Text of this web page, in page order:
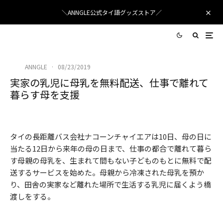
＼ANNGLE公式タイ語グッズストア／
ANNGLE · 08/23/2019
実家の乳児に母乳を無料配送、仕事で離れて
暮らす母を支援
タイの長距離バス会社ナコーンチャイエアは10日、母の日に
当たる12日から来年の母の日まで、仕事の都合で離れて暮ら
す母親の母乳を、生まれて間もない子どものもとに無料で配
送するサービスを始めた。母親から冷凍された母乳を預か
り、田舎の実家など離れた場所で生活する乳児に届くよう橋
渡しをする。